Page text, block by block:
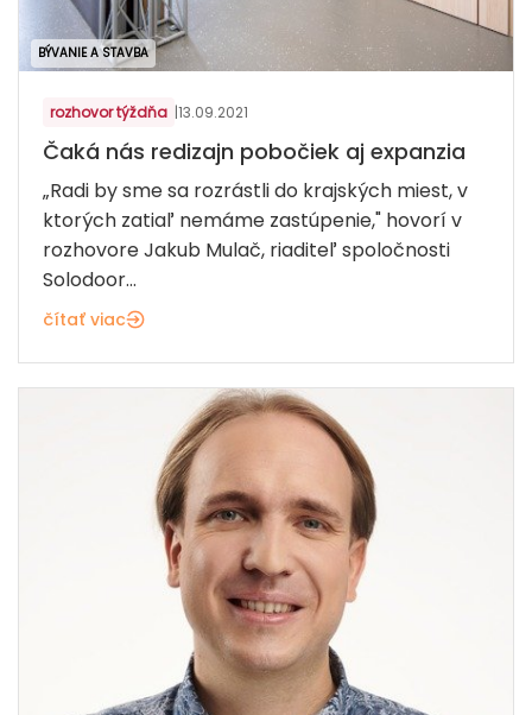
BÝVANIE A STAVBA
rozhovor týždňa |13.09.2021
Čaká nás redizajn pobočiek aj expanzia
„Radi by sme sa rozrástli do krajských miest, v
ktorých zatiaľ nemáme zastúpenie," hovorí v
rozhovore Jakub Mulač, riaditeľ spoločnosti
Solodoor...
čítať viac